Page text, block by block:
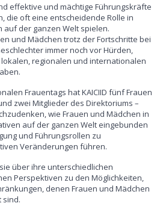
effektive und mächtige Führungskräfte
die oft eine entscheidende Rolle in
der ganzen Welt spielen.
und Mädchen trotz der Fortschritte bei
immer noch vor Hürden,
regionalen und internationalen
Frauentags hat KAICIID fünf Frauen
zwei Mitglieder des Direktoriums –
wie Frauen und Mädchen in
auf der ganzen Welt eingebunden
und Führungsrollen zu
Veränderungen führen.
über ihre unterschiedlichen
Perspektiven zu den Möglichkeiten,
denen Frauen und Mädchen
sind.